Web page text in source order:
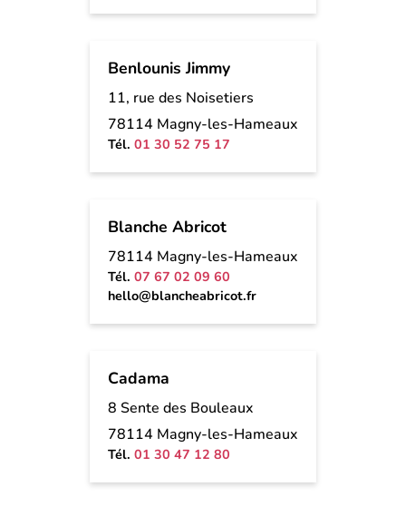
Benlounis Jimmy
11, rue des Noisetiers
78114 Magny-les-Hameaux
Tél. 01 30 52 75 17
Blanche Abricot
78114 Magny-les-Hameaux
Tél. 07 67 02 09 60
hello@blancheabricot.fr
Cadama
8 Sente des Bouleaux
78114 Magny-les-Hameaux
Tél. 01 30 47 12 80